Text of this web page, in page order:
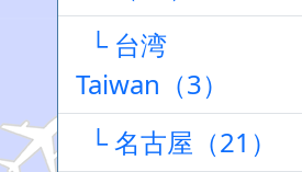
└ 台湾
Taiwan（3）
└ 名古屋（21）